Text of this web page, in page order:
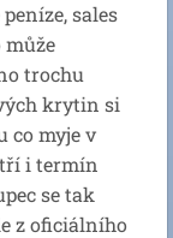
sales
může
trochu
krytin si
co myje v
i termín
se tak
z oficiálního